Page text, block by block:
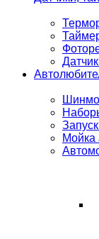
Мойка